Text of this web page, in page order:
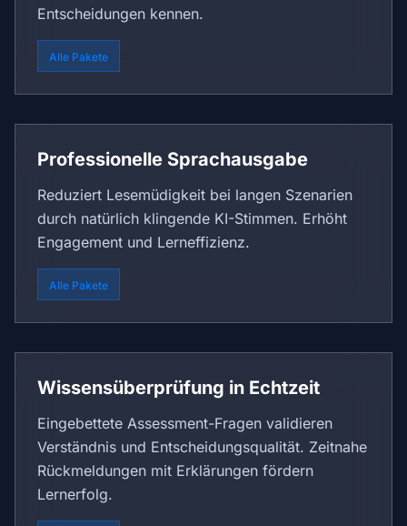
Entscheidungen kennen.
Alle Pakete
Professionelle Sprachausgabe
Reduziert Lesemüdigkeit bei langen Szenarien
durch natürlich klingende KI-Stimmen. Erhöht
Engagement und Lerneffizienz.
Alle Pakete
Wissensüberprüfung in Echtzeit
Eingebettete Assessment-Fragen validieren
Verständnis und Entscheidungsqualität. Zeitnahe
Rückmeldungen mit Erklärungen fördern
Lernerfolg.